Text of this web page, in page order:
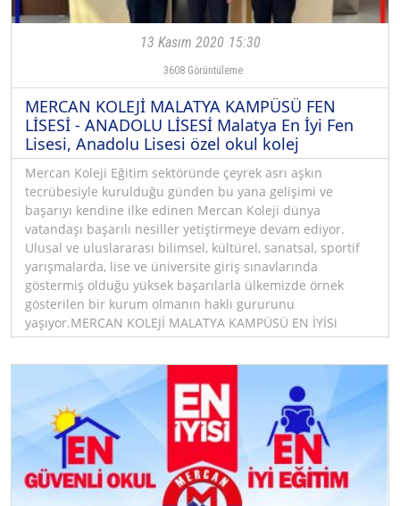
13 Kasım 2020 15:30
3608Görüntüleme
MERCAN KOLEJİ MALATYA KAMPÜSÜ FEN
LİSESİ - ANADOLU LİSESİ Malatya En İyi Fen
Lisesi, Anadolu Lisesi özel okul kolej
Mercan Koleji Eğitim sektöründe çeyrek asrı aşkın
tecrübesiyle kurulduğu günden bu yana gelişimi ve
başarıyı kendine ilke edinen Mercan Koleji dünya
vatandaşı başarılı nesiller yetiştirmeye devam ediyor.
Ulusal ve uluslararası bilimsel, kültürel, sanatsal, sportif
yarışmalarda, lise ve üniversite giriş sınavlarında
göstermiş olduğu yüksek başarılarla ülkemizde örnek
gösterilen bir kurum olmanın haklı gururunu
yaşıyor.MERCAN KOLEJİ MALATYA KAMPÜSÜ EN İYİSi